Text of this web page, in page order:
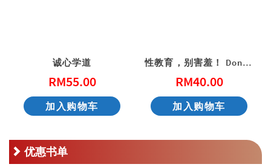
诚心学道
RM55.00
加入购物车
性教育，别害羞！ Don’t Be Shy: A Friendly Guide to Sex Education
RM40.00
加入购物车
优惠书单